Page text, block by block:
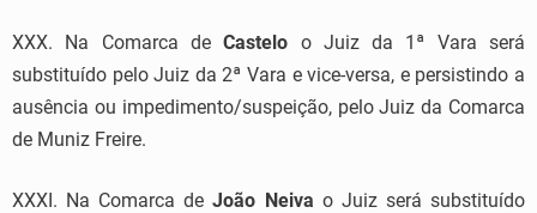
XXX. Na Comarca deCastelo o Juiz da 1ª Vara será
substituído pelo Juiz da 2ª Vara e vice-versa, e persistindo a
ausência ou impedimento/suspeição, pelo Juiz da Comarca
de Muniz Freire.
XXXI. Na Comarca deJoão Neiva o Juiz será substituído